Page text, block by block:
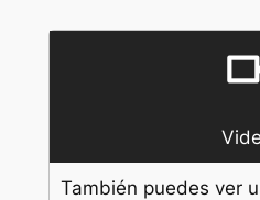
También puedes ver